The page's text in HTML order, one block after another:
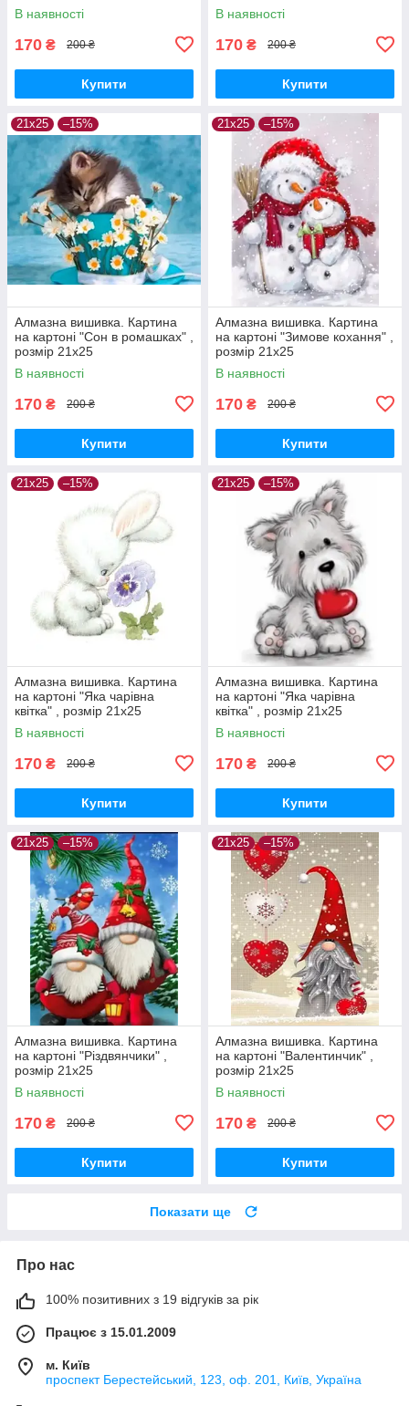
В наявності
170 ₴ 200 ₴
Купити
В наявності
170 ₴ 200 ₴
Купити
21х25 –15%
Алмазна вишивка. Картина
на картоні "Сон в ромашках" ,
розмір 21х25
В наявності
170 ₴ 200 ₴
Купити
21х25 –15%
Алмазна вишивка. Картина
на картоні "Зимове кохання" ,
розмір 21х25
В наявності
170 ₴ 200 ₴
Купити
21х25 –15%
Алмазна вишивка. Картина
на картоні "Яка чарівна
квітка" , розмір 21х25
В наявності
170 ₴ 200 ₴
Купити
21х25 –15%
Алмазна вишивка. Картина
на картоні "Яка чарівна
квітка" , розмір 21х25
В наявності
170 ₴ 200 ₴
Купити
21х25 –15%
Алмазна вишивка. Картина
на картоні "Різдвянчики" ,
розмір 21х25
В наявності
170 ₴ 200 ₴
Купити
21х25 –15%
Алмазна вишивка. Картина
на картоні "Валентинчик" ,
розмір 21х25
В наявності
170 ₴ 200 ₴
Купити
Показати ще
Про нас
100% позитивних з 19 відгуків за рік
Працює з 15.01.2009
м. Київ
проспект Берестейський, 123, оф. 201, Київ, Україна